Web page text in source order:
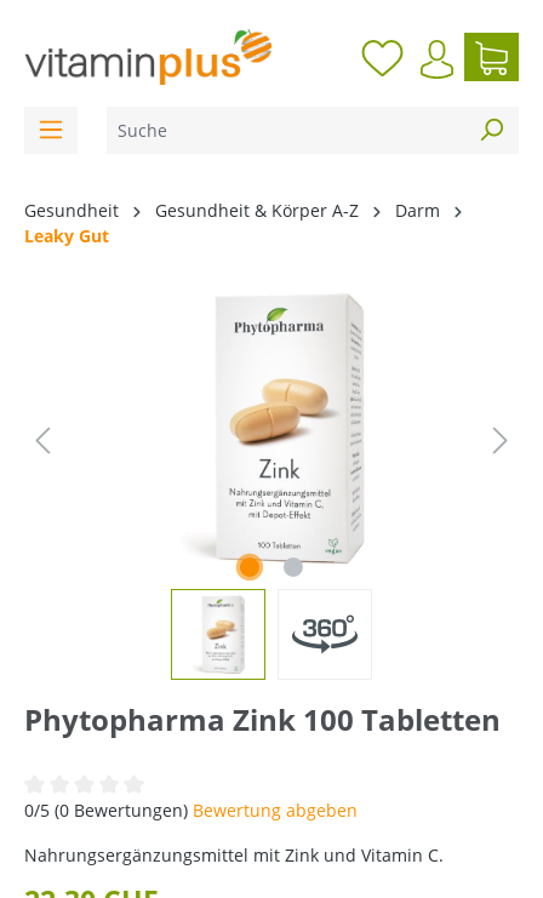
Gesundheit Gesundheit & Körper A-Z
Darm
Leaky Gut
Phytopharma Zink 100 Tabletten
Durchschnittliche Bewertung von 0 von 5 Sternen
0/5 (0 Bewertungen) Bewertung abgeben
Nahrungsergänzungsmittel mit Zink und Vitamin C.